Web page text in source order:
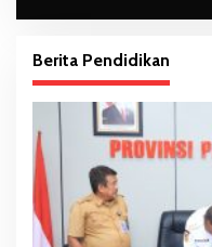
Berita Pendidikan